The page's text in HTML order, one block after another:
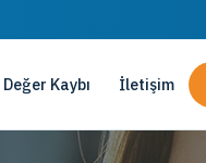
Değer Kaybı İletişim